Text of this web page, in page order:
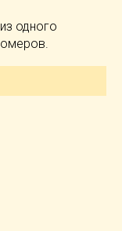
одного